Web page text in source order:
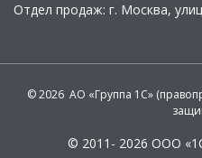
Отдел продаж: г. Москва,
© 2026 АО «Группа 1С»
© 2011- 2026 ООО